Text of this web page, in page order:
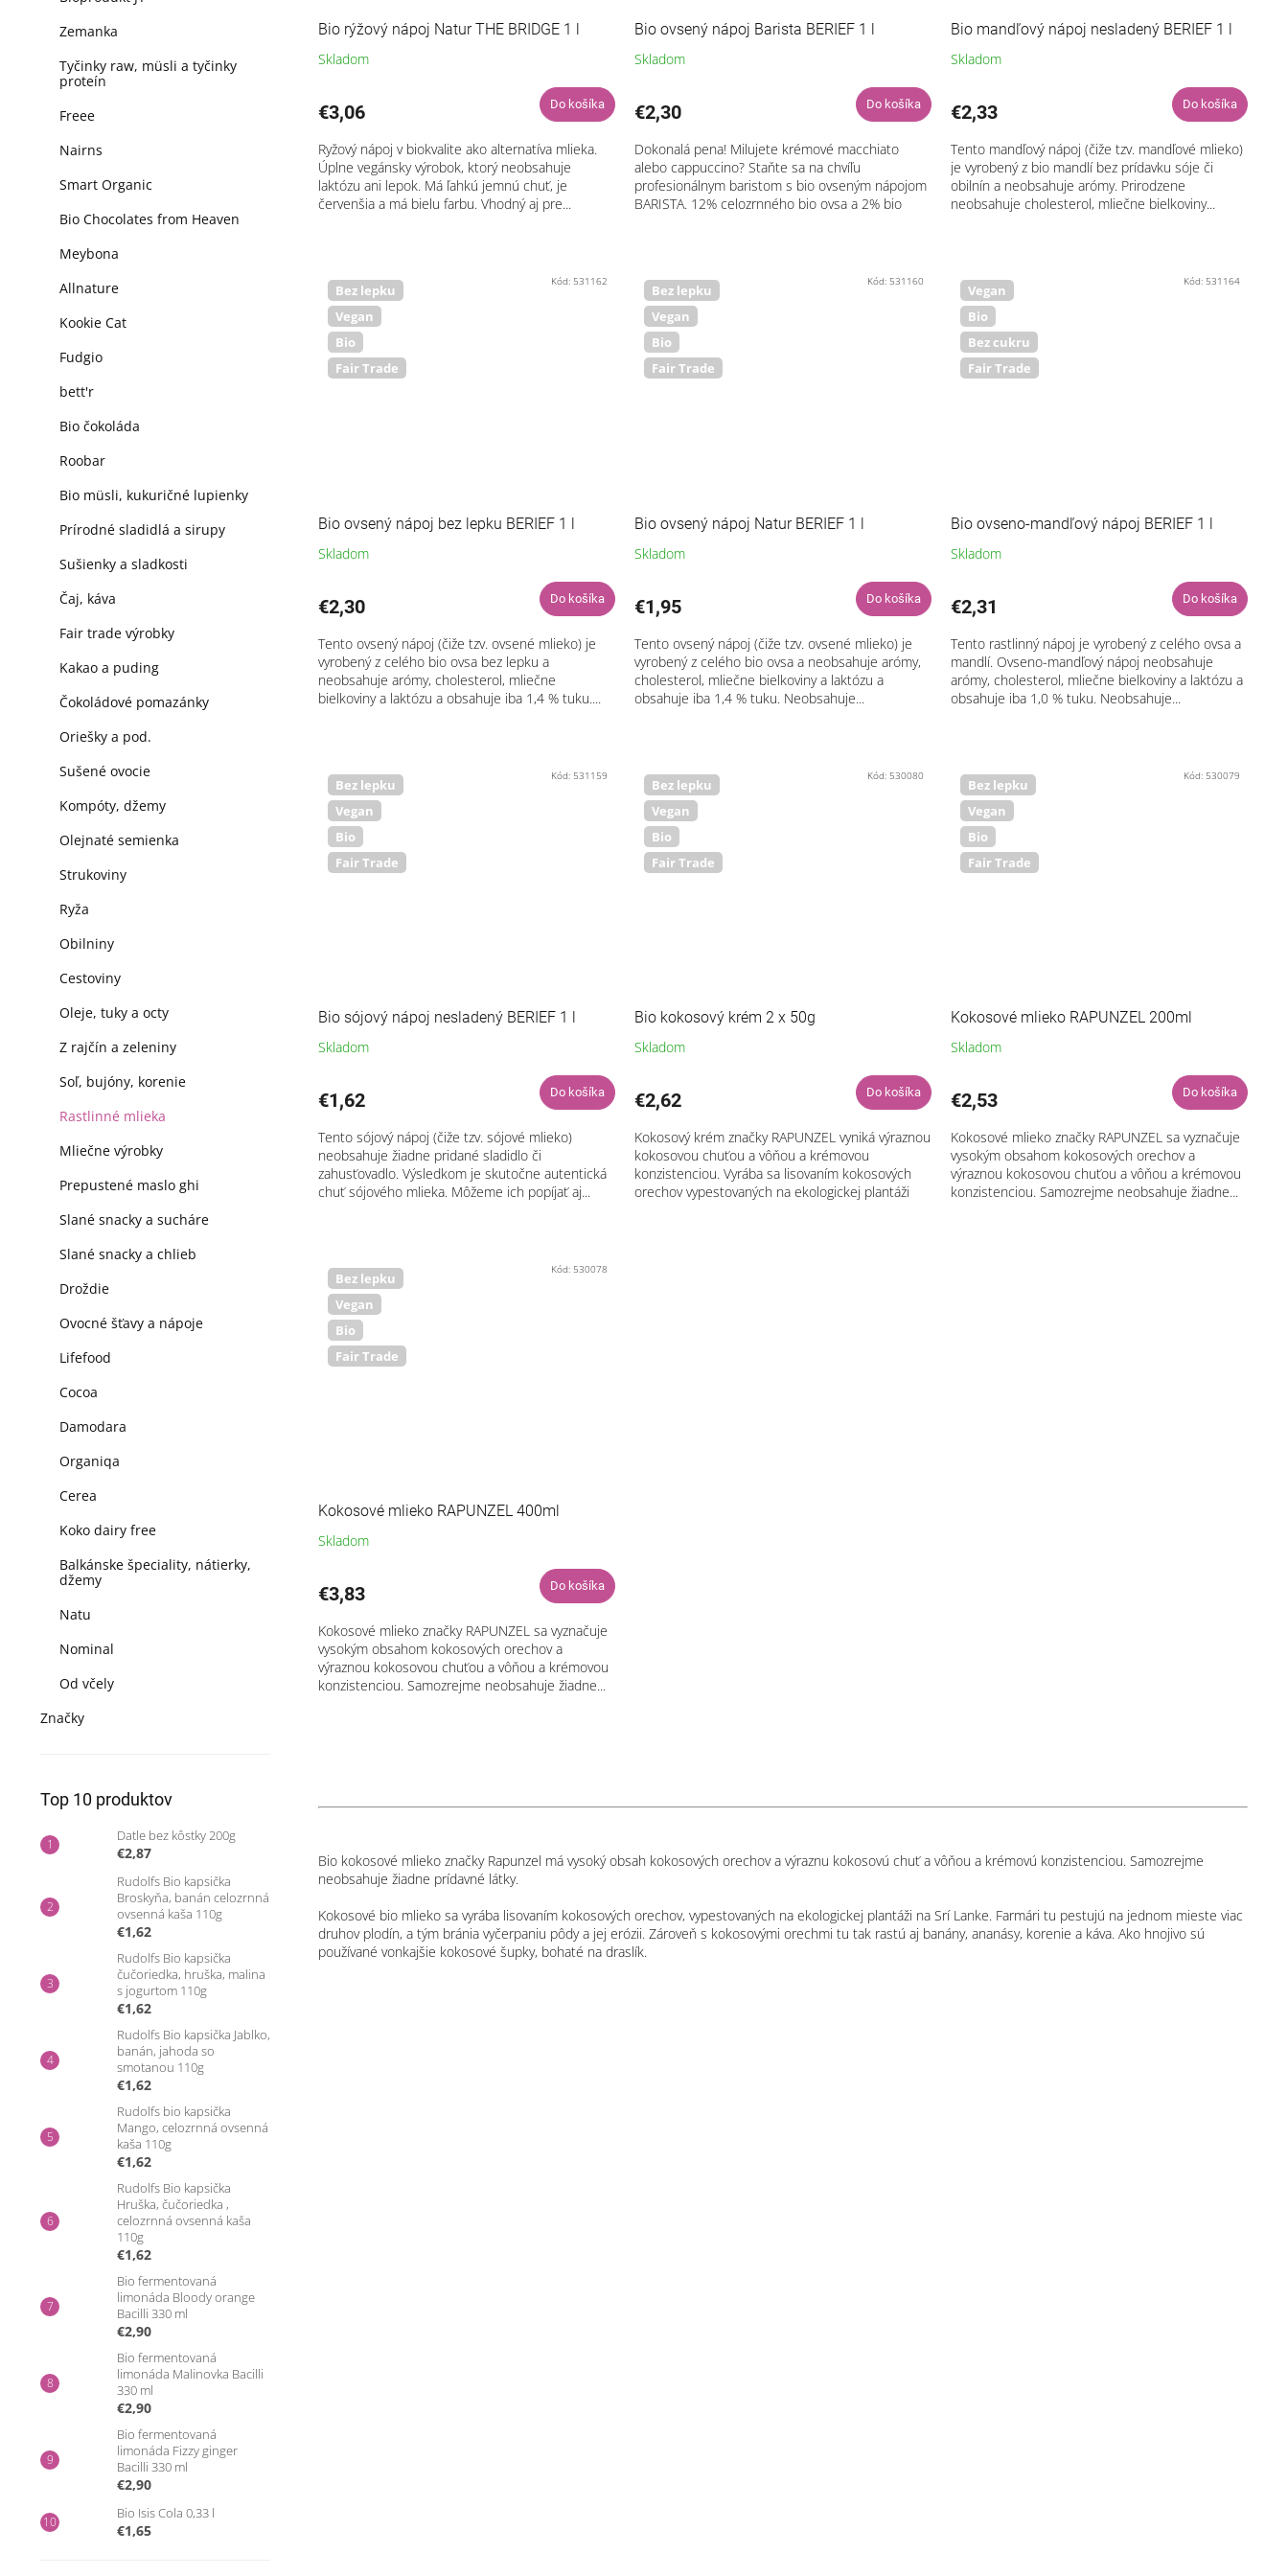
Zemanka
Tyčinky raw, müsli a tyčinky
proteín
Freee
Nairns
Smart Organic
Bio Chocolates from Heaven
Meybona
Allnature
Kookie Cat
Fudgio
bett'r
Bio čokoláda
Roobar
Bio müsli, kukuričné lupienky
Prírodné sladidlá a sirupy
Sušienky a sladkosti
Čaj, káva
Fair trade výrobky
Kakao a puding
Čokoládové pomazánky
Oriešky a pod.
Sušené ovocie
Kompóty, džemy
Olejnaté semienka
Strukoviny
Ryža
Obilniny
Cestoviny
Oleje, tuky a octy
Z rajčín a zeleniny
Soľ, bujóny, korenie
Rastlinné mlieka
Mliečne výrobky
Prepustené maslo ghi
Slané snacky a sucháre
Slané snacky a chlieb
Droždie
Ovocné šťavy a nápoje
Lifefood
Cocoa
Damodara
Organiqa
Cerea
Koko dairy free
Balkánske špeciality, nátierky,
džemy
Natu
Nominal
Od včely
Značky
Top 10 produktov
Datle bez kôstky 200g
€2,87
Rudolfs Bio kapsička
Broskyňa, banán celozrnná
ovsenná kaša 110g
€1,62
Rudolfs Bio kapsička
čučoriedka, hruška, malina
s jogurtom 110g
€1,62
Rudolfs Bio kapsička Jablko,
banán, jahoda so
smotanou 110g
€1,62
Rudolfs bio kapsička
Mango, celozrnná ovsenná
kaša 110g
€1,62
Rudolfs Bio kapsička
Hruška, čučoriedka ,
celozrnná ovsenná kaša
110g
€1,62
Bio fermentovaná
limonáda Bloody orange
Bacilli 330 ml
€2,90
Bio fermentovaná
limonáda Malinovka Bacilli
330 ml
€2,90
Bio fermentovaná
limonáda Fizzy ginger
Bacilli 330 ml
€2,90
Bio Isis Cola 0,33 l
€1,65
v
v
Bio rýžový nápoj Natur THE BRIDGE 1 l
Skladom
€3,06 Do košíka
Ryžový nápoj v biokvalite ako alternatíva mlieka.
Úplne vegánsky výrobok, ktorý neobsahuje
laktózu ani lepok. Má ľahkú jemnú chuť, je
červenšia a má bielu farbu. Vhodný aj pre...
Bio ovsený nápoj Barista BERIEF 1 l
Skladom
€2,30 Do košíka
Dokonalá pena! Milujete krémové macchiato
alebo cappuccino? Staňte sa na chvíľu
profesionálnym baristom s bio ovseným nápojom
BARISTA. 12% celozrnného bio ovsa a 2% bio
Bio mandľový nápoj nesladený BERIEF 1 l
Skladom
€2,33 Do košíka
Tento mandľový nápoj (čiže tzv. mandľové mlieko)
je vyrobený z bio mandlí bez prídavku sóje či
obilnín a neobsahuje arómy. Prirodzene
neobsahuje cholesterol, mliečne bielkoviny...
Bez lepku
Vegan
Bio
Fair Trade
Bio ovsený nápoj bez lepku BERIEF 1 l
Skladom
€2,30 Do košíka
Tento ovsený nápoj (čiže tzv. ovsené mlieko) je
vyrobený z celého bio ovsa bez lepku a
neobsahuje arómy, cholesterol, mliečne
bielkoviny a laktózu a obsahuje iba 1,4 % tuku....
Kód: 531162
Bez lepku
Vegan
Bio
Fair Trade
Bio ovsený nápoj Natur BERIEF 1 l
Skladom
€1,95 Do košíka
Tento ovsený nápoj (čiže tzv. ovsené mlieko) je
vyrobený z celého bio ovsa a neobsahuje arómy,
cholesterol, mliečne bielkoviny a laktózu a
obsahuje iba 1,4 % tuku. Neobsahuje...
Kód: 531160
Vegan
Bio
Bez cukru
Fair Trade
Bio ovseno-mandľový nápoj BERIEF 1 l
Skladom
€2,31 Do košíka
Tento rastlinný nápoj je vyrobený z celého ovsa a
mandlí. Ovseno-mandľový nápoj neobsahuje
arómy, cholesterol, mliečne bielkoviny a laktózu a
obsahuje iba 1,0 % tuku. Neobsahuje...
Kód: 531164
Bez lepku
Vegan
Bio
Fair Trade
Bio sójový nápoj nesladený BERIEF 1 l
Skladom
€1,62 Do košíka
Tento sójový nápoj (čiže tzv. sójové mlieko)
neobsahuje žiadne pridané sladidlo či
zahusťovadlo. Výsledkom je skutočne autentická
chuť sójového mlieka. Môžeme ich popíjať aj...
Kód: 531159
Bez lepku
Vegan
Bio
Fair Trade
Bio kokosový krém 2 x 50g
Skladom
€2,62 Do košíka
Kokosový krém značky RAPUNZEL vyniká výraznou
kokosovou chuťou a vôňou a krémovou
konzistenciou. Vyrába sa lisovaním kokosových
orechov vypestovaných na ekologickej plantáži
Kód: 530080
Bez lepku
Vegan
Bio
Fair Trade
Kokosové mlieko RAPUNZEL 200ml
Skladom
€2,53 Do košíka
Kokosové mlieko značky RAPUNZEL sa vyznačuje
vysokým obsahom kokosových orechov a
výraznou kokosovou chuťou a vôňou a krémovou
konzistenciou. Samozrejme neobsahuje žiadne...
Kód: 530079
Bez lepku
Vegan
Bio
Fair Trade
Kokosové mlieko RAPUNZEL 400ml
Skladom
€3,83 Do košíka
Kokosové mlieko značky RAPUNZEL sa vyznačuje
vysokým obsahom kokosových orechov a
výraznou kokosovou chuťou a vôňou a krémovou
konzistenciou. Samozrejme neobsahuje žiadne...
Kód: 530078
á
c
p
r
Bio kokosové mlieko značky Rapunzel má vysoký obsah kokosových orechov a výraznu kokosovú chuť a vôňou a krémovú konzistenciou. Samozrejme
neobsahuje žiadne prídavné látky.
Kokosové bio mlieko sa vyrába lisovaním kokosových orechov, vypestovaných na ekologickej plantáži na Srí Lanke. Farmári tu pestujú na jednom mieste viac
druhov plodín, a tým bránia vyčerpaniu pôdy a jej erózii. Zároveň s kokosovými orechmi tu tak rastú aj banány, ananásy, korenie a káva. Ako hnojivo sú
používané vonkajšie kokosové šupky, bohaté na draslík.